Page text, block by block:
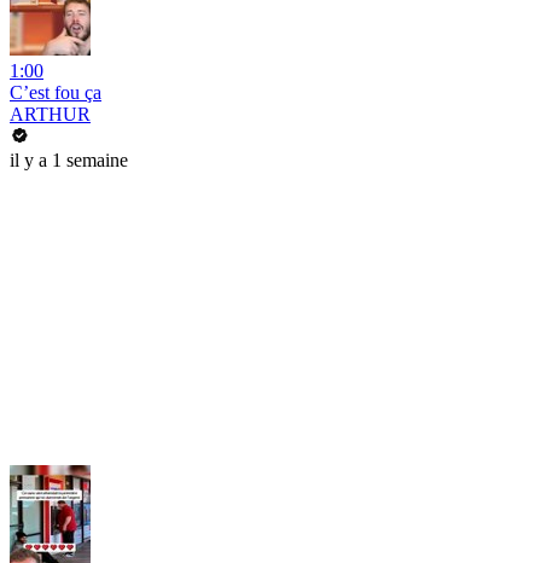
1:00
C’est fou ça
ARTHUR
il y a 1 semaine